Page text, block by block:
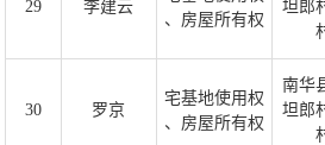
29 李建云
、房屋所有权
坦郎
30 罗京
宅基地使用权
、房屋所有权
南华
坦郎